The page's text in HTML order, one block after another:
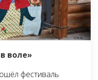
воле»
фестиваль